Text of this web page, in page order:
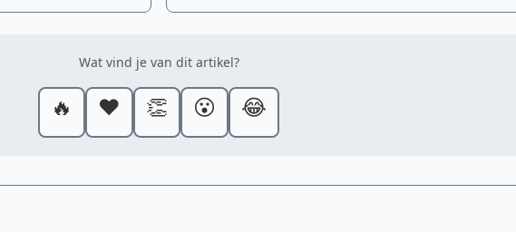
Wat vind je van dit artikel?
🔥 ❤️ 👏 😮 😂